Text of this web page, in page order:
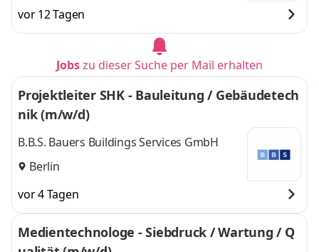
vor 12 Tagen
Jobszu dieser Suche per Mail erhalten
Projektleiter SHK - Bauleitung / Gebäudetech
nik (m/w/d)
B.B.S. Bauers Buildings Services GmbH
Berlin
vor 4 Tagen
Medientechnologe - Siebdruck / Wartung / Q